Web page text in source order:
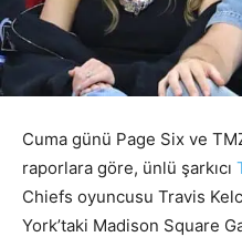
Cuma günü Page Six ve
raporlara göre, ünlü şarkıcı
Chiefs oyuncusu Travis
York’taki Madison Square